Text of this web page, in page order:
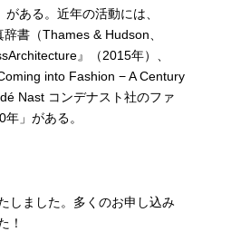
ある。近年の活動には、
書（Thames & Hudson、
』（2015年）、
into Fashion − A Century
Nast コンデナスト社のファ
」がある。
しました。多くのお申し込み
！